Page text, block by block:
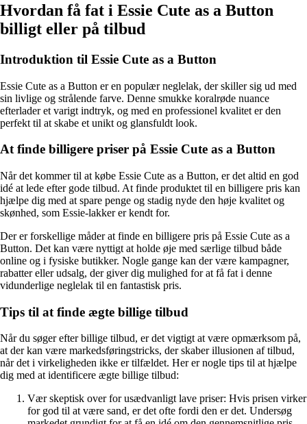
Hvordan få fat i Essie Cute as a Button
billigt eller på tilbud
Introduktion til Essie Cute as a Button
Essie Cute as a Button er en populær neglelak, der skiller sig ud med
sin livlige og strålende farve. Denne smukke koralrøde nuance
efterlader et varigt indtryk, og med en professionel kvalitet er den
perfekt til at skabe et unikt og glansfuldt look.
At finde billigere priser på Essie Cute as a Button
Når det kommer til at købe Essie Cute as a Button, er det altid en god
idé at lede efter gode tilbud. At finde produktet til en billigere pris kan
hjælpe dig med at spare penge og stadig nyde den høje kvalitet og
skønhed, som Essie-lakker er kendt for.
Der er forskellige måder at finde en billigere pris på Essie Cute as a
Button. Det kan være nyttigt at holde øje med særlige tilbud både
online og i fysiske butikker. Nogle gange kan der være kampagner,
rabatter eller udsalg, der giver dig mulighed for at få fat i denne
vidunderlige neglelak til en fantastisk pris.
Tips til at finde ægte billige tilbud
Når du søger efter billige tilbud, er det vigtigt at være opmærksom på,
at der kan være markedsføringstricks, der skaber illusionen af ​​tilbud,
når det i virkeligheden ikke er tilfældet. Her er nogle tips til at hjælpe
dig med at identificere ægte billige tilbud:
Vær skeptisk over for usædvanligt lave priser: Hvis prisen virker
for god til at være sand, er det ofte fordi den er det. Undersøg